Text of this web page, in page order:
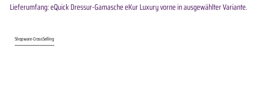
Lieferumfang: eQuick Dressur-Gamasche eKur Luxury vorne in ausgewählter Variante.
Shopware-CrossSelling